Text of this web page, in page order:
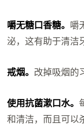
嚼无糖口香糖。 嚼
泌，这有助于清洁
戒烟。 改掉吸烟的
使用抗菌漱口水。
和清洁，而且可以